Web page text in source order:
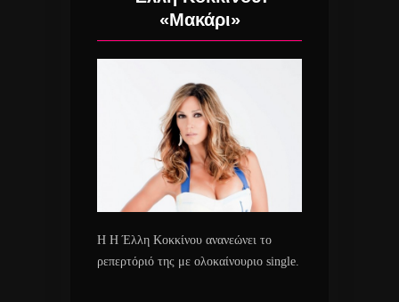
«Μακάρι»
Η Η Έλλη Κοκκίνου ανανεώνει το
ρεπερτόριό της με ολοκαίνουριο single.